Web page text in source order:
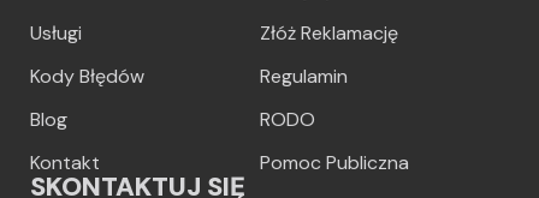
Usługi
Kody Błędów
Blog
Kontakt
Złóż Reklamację
Regulamin
RODO
Pomoc Publiczna
SKONTAKTUJ SIĘ